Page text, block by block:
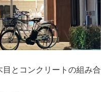
とコンクリートの組み合